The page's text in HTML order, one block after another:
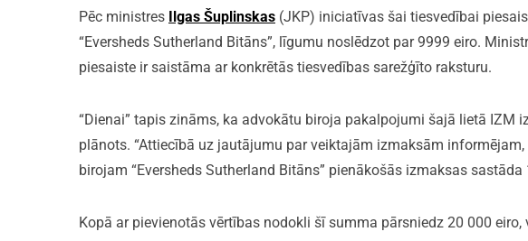
Pēc ministres Ilgas Šuplinskas (JKP) iniciatīvas šai tiesvedībai
“Eversheds Sutherland Bitāns”, līgumu noslēdzot par 9999 eiro.
piesaiste ir saistāma ar konkrētās tiesvedības sarežģīto raksturu.
“Dienai” tapis zināms, ka advokātu biroja pakalpojumi šajā lietā IZM
plānots. “Attiecībā uz jautājumu par veiktajām izmaksām
birojam “Eversheds Sutherland Bitāns” pienākošās izmaksas
Kopā ar pievienotās vērtības nodokli šī summa pārsniedz 20 000 eiro,